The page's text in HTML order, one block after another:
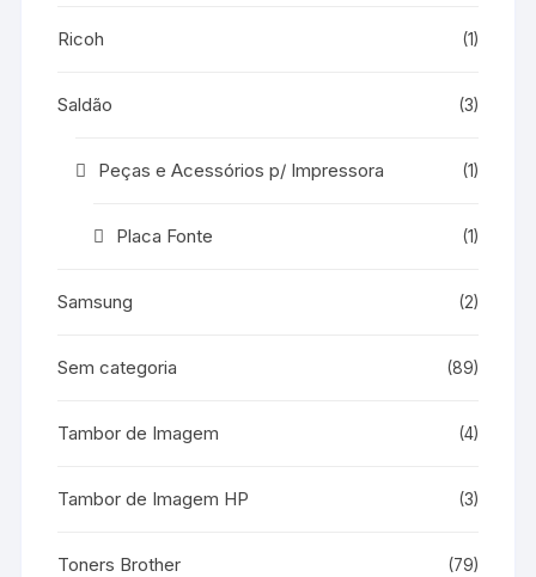
Ricoh (1)
Saldão (3)
Peças e Acessórios p/ Impressora (1)
Placa Fonte (1)
Samsung (2)
Sem categoria (89)
Tambor de Imagem (4)
Tambor de Imagem HP (3)
Toners Brother (79)